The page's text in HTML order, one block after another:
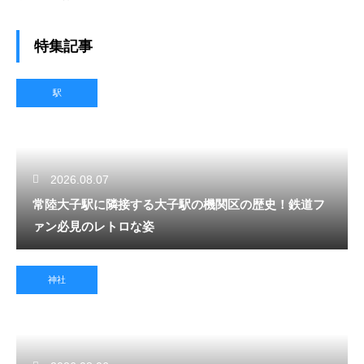
特集記事
駅
2026.08.07
常陸大子駅に隣接する大子駅の機関区の歴史！鉄道フ
ァン必見のレトロな姿
神社